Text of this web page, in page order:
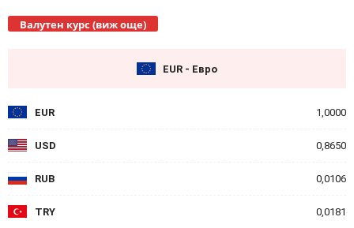
Валутен курс (виж още)
EUR - Евро
EUR 1,0000
USD 0,8650
RUB 0,0106
TRY 0,0181